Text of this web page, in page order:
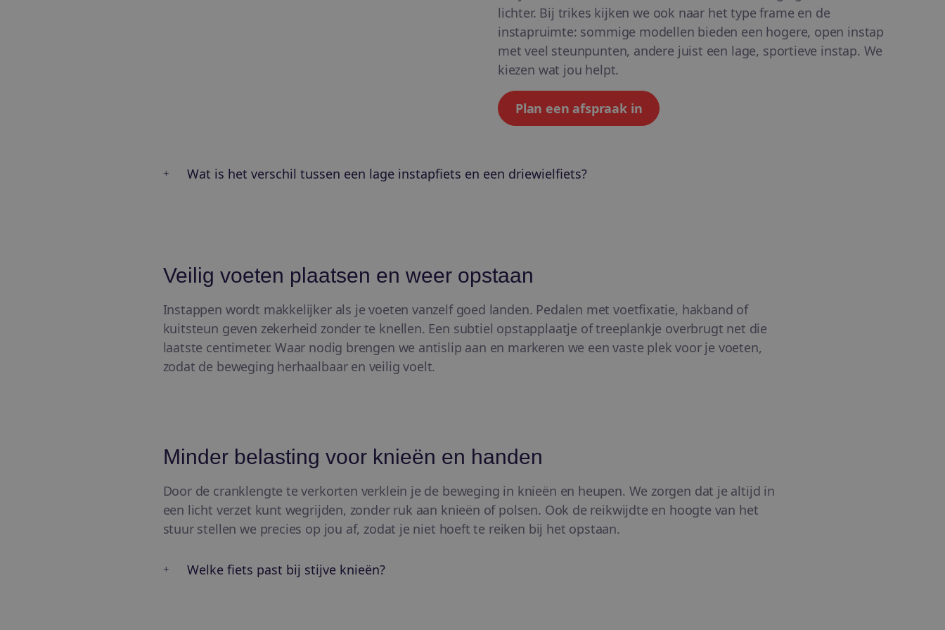
lichter. Bij trikes kijken we ook naar het type frame en de
instapruimte: sommige modellen bieden een hogere, open instap
met veel steunpunten, andere juist een lage, sportieve instap. We
kiezen wat jou helpt.
Plan een afspraak in
Wat is het verschil tussen een lage instapfiets en een driewielfiets?
Veilig voeten plaatsen en weer opstaan
Instappen wordt makkelijker als je voeten vanzelf goed landen. Pedalen met voetfixatie, hakband of
kuitsteun geven zekerheid zonder te knellen. Een subtiel opstapplaatje of treeplankje overbrugt net die
laatste centimeter. Waar nodig brengen we antislip aan en markeren we een vaste plek voor je voeten,
zodat de beweging herhaalbaar en veilig voelt.
Minder belasting voor knieën en handen
Door de cranklengte te verkorten verklein je de beweging in knieën en heupen. We zorgen dat je altijd in
een licht verzet kunt wegrijden, zonder ruk aan knieën of polsen. Ook de reikwijdte en hoogte van het
stuur stellen we precies op jou af, zodat je niet hoeft te reiken bij het opstaan.
Welke fiets past bij stijve knieën?